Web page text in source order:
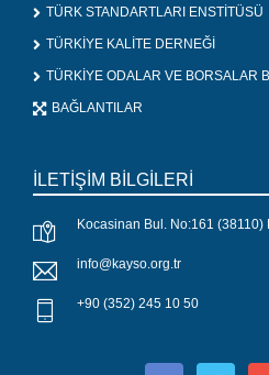
TÜRK STANDARTLARI ENSTİTÜSÜ
TÜRKİYE KALİTE DERNEĞİ
TÜRKİYE ODALAR VE BORSALAR
BAĞLANTILAR
İLETİŞİM BİLGİLERİ
Kocasinan Bul. No:161 (38110)
info@kayso.org.tr
+90 (352) 245 10 50